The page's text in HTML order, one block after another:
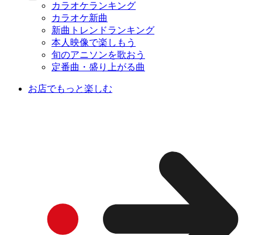
カラオケランキング
カラオケ新曲
新曲トレンドランキング
本人映像で楽しもう
旬のアニソンを歌おう
定番曲・盛り上がる曲
お店でもっと楽しむ